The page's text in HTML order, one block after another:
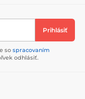
Prihlásiť
so spracovaním
odhlásiť.